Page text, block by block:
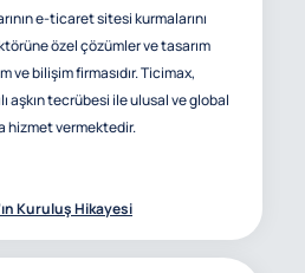
e-ticaret sitesi kurmalarını
özel çözümler ve tasarım
ve bilişim firmasıdır. Ticimax,
aşkın tecrübesi ile ulusal ve global
hizmet vermektedir.
Kuruluş Hikayesi